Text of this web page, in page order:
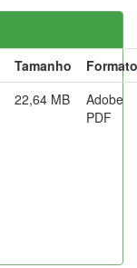
Tamanho
Formato
22,64 MB
Adobe
PDF